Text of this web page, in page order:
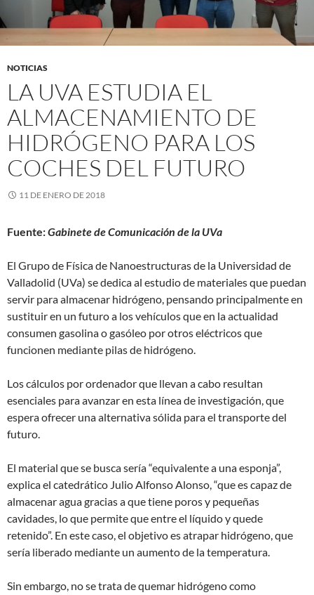
NOTICIAS
LA UVA ESTUDIA EL
ALMACENAMIENTO DE
HIDRÓGENO PARA LOS
COCHES DEL FUTURO
11 DE ENERO DE 2018
Fuente:Gabinete de Comunicación de la UVa
El Grupo de Física de Nanoestructuras de la Universidad de
Valladolid (UVa) se dedica al estudio de materiales que puedan
servir para almacenar hidrógeno, pensando principalmente en
sustituir en un futuro a los vehículos que en la actualidad
consumen gasolina o gasóleo por otros eléctricos que
funcionen mediante pilas de hidrógeno.
Los cálculos por ordenador que llevan a cabo resultan
esenciales para avanzar en esta línea de investigación, que
espera ofrecer una alternativa sólida para el transporte del
futuro.
El material que se busca sería “equivalente a una esponja”,
explica el catedrático Julio Alfonso Alonso, “que es capaz de
almacenar agua gracias a que tiene poros y pequeñas
cavidades, lo que permite que entre el líquido y quede
retenido”. En este caso, el objetivo es atrapar hidrógeno, que
sería liberado mediante un aumento de la temperatura.
Sin embargo, no se trata de quemar hidrógeno como